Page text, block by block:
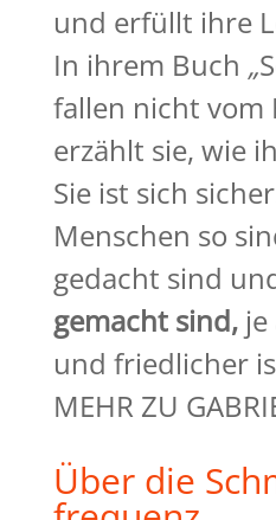
und erfüllt ihre
In ihrem Buch „
fallen nicht vom
erzählt sie, wie
Sie ist sich
Menschen so
gedacht sind
gemacht sind,je
und friedlicher
MEHR ZU
Über die